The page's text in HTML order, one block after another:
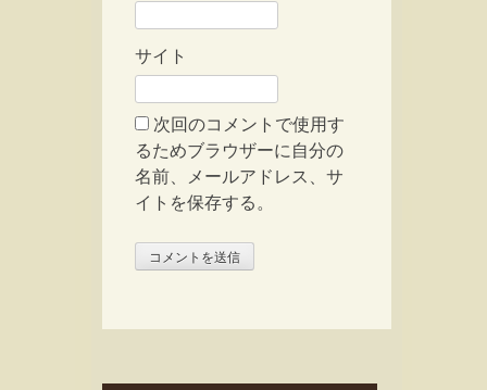
サイト
次回のコメントで使用す
るためブラウザーに自分の
名前、メールアドレス、サ
イトを保存する。